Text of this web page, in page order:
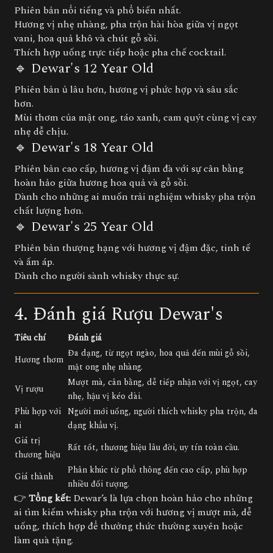
Phiên bản nổi tiếng và phổ biến nhất.
Hương vị nhẹ nhàng, pha trộn hài hòa giữa vị ngọt
vani, hoa quả khô và chút gỗ sồi.
Thích hợp uống trực tiếp hoặc pha chế cocktail.
🔹 Dewar's 12 Year Old
Phiên bản ủ lâu hơn, hương vị phức hợp và sâu sắc
hơn.
Mùi thơm của mật ong, táo xanh, cam quýt cùng vị cay
nhẹ dễ chịu.
🔹 Dewar's 18 Year Old
Phiên bản cao cấp, hương vị đậm đà với sự cân bằng
hoàn hảo giữa hương hoa quả và gỗ sồi.
Dành cho những ai muốn trải nghiệm whisky pha trộn
chất lượng hơn.
🔹 Dewar's 25 Year Old
Phiên bản thượng hạng với hương vị đậm đặc, tinh tế
và ấm áp.
Dành cho người sành whisky thực sự.
4. Đánh giá Rượu Dewar's
Tiêu chí
Đánh giá
Hương thơm
Đa dạng, từ ngọt ngào, hoa quả đến mùi gỗ sồi,
mật ong nhẹ nhàng.
Vị rượu
Mượt mà, cân bằng, dễ tiếp nhận với vị ngọt, cay
nhẹ, hậu vị kéo dài.
Phù hợp với
ai
Người mới uống, người thích whisky pha trộn, đa
dạng khẩu vị.
Giá trị
thương hiệu
Rất tốt, thương hiệu lâu đời, uy tín toàn cầu.
Giá thành
Phân khúc từ phổ thông đến cao cấp, phù hợp
nhiều đối tượng.
👉 Tổng kết: Dewar’s là lựa chọn hoàn hảo cho những
ai tìm kiếm whisky pha trộn với hương vị mượt mà, dễ
uống, thích hợp để thưởng thức thường xuyên hoặc
làm quà tặng.